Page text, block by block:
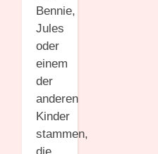
Bennie,
Jules
oder
einem
der
anderen
Kinder
stammen,